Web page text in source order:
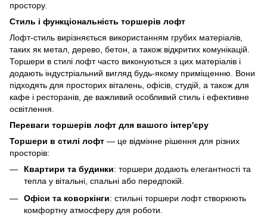
простору.
Стиль і функціональність торшерів лофт
Лофт-стиль вирізняється використанням грубих матеріалів,
таких як метал, дерево, бетон, а також відкритих комунікацій.
Торшери в стилі лофт часто виконуються з цих матеріалів і
додають індустріальний вигляд будь-якому приміщенню. Вони
підходять для просторих віталень, офісів, студій, а також для
кафе і ресторанів, де важливий особливий стиль і ефективне
освітлення.
Переваги торшерів лофт для вашого інтер'єру
Торшери в стилі лофт — це відмінне рішення для різних
просторів:
Квартири та будинки: торшери додають елегантності та
тепла у вітальні, спальні або передпокій.
Офіси та коворкінги: стильні торшери лофт створюють
комфортну атмосферу для роботи.